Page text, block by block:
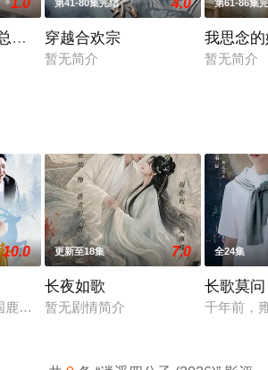
1.0
裁男友回家过年
第41-80集完结 4.0
穿越合欢宗
暂无简介
第61-86集
我思念
暂无简介
10.0
鹿鸣村和英国牛津，麦香通过视频向米良
更新至18集 7.0
长夜如歌
暂无剧情简介
全24集
长歌莫问
千年前，